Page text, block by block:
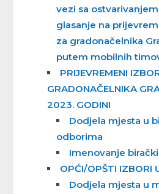
vezi sa
glasanje na
za gradonačelnika
putem mobilnih
PRIJEVREMENI
GRADONAČELNIKA
2023. GODINI
Dodjela mjesta u
odborima
Imenovanje
OPĆI/OPŠTI IZBORI
Dodjela mjesta u